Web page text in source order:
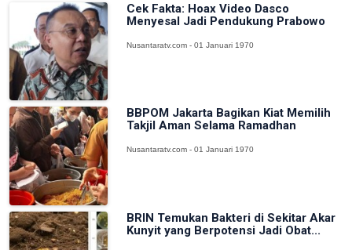
Cek Fakta: Hoax Video Dasco
Menyesal Jadi Pendukung Prabowo
Nusantaratv.com - 01 Januari 1970
BBPOM Jakarta Bagikan Kiat Memilih
Takjil Aman Selama Ramadhan
Nusantaratv.com - 01 Januari 1970
BRIN Temukan Bakteri di Sekitar Akar
Kunyit yang Berpotensi Jadi Obat...